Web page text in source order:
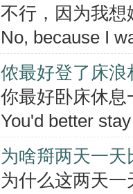
不行，因为我想
No, because I
侬最好登了床
你最好卧床休息
You'd better
为啥搿两天一
为什么这两天